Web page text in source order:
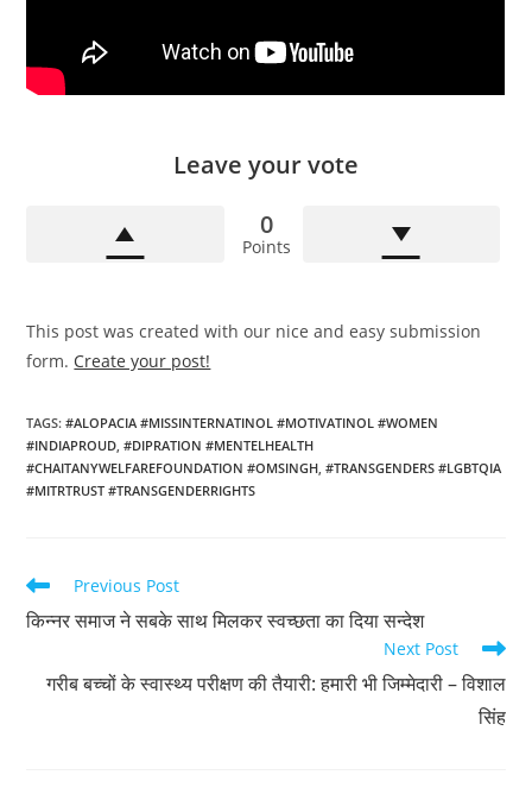
Leave your vote
0
Points
This post was created with our nice and easy submission
form. Create your post!
TAGS:#ALOPACIA #MISSINTERNATINOL #MOTIVATINOL #WOMEN
#INDIAPROUD #DIPRATION #MENTELHEALTH
#CHAITANYWELFAREFOUNDATION #OMSINGH #TRANSGENDERS #LGBTQIA
#MITRTRUST #TRANSGENDERRIGHTS
Read
more
articles
Previous Post
किन्नर समाज ने सबके साथ मिलकर स्वच्छता का दिया सन्देश
Next Post
गरीब बच्चों के स्वास्थ्य परीक्षण की तैयारी: हमारी भी जिम्मेदारी – विशाल
सिंह